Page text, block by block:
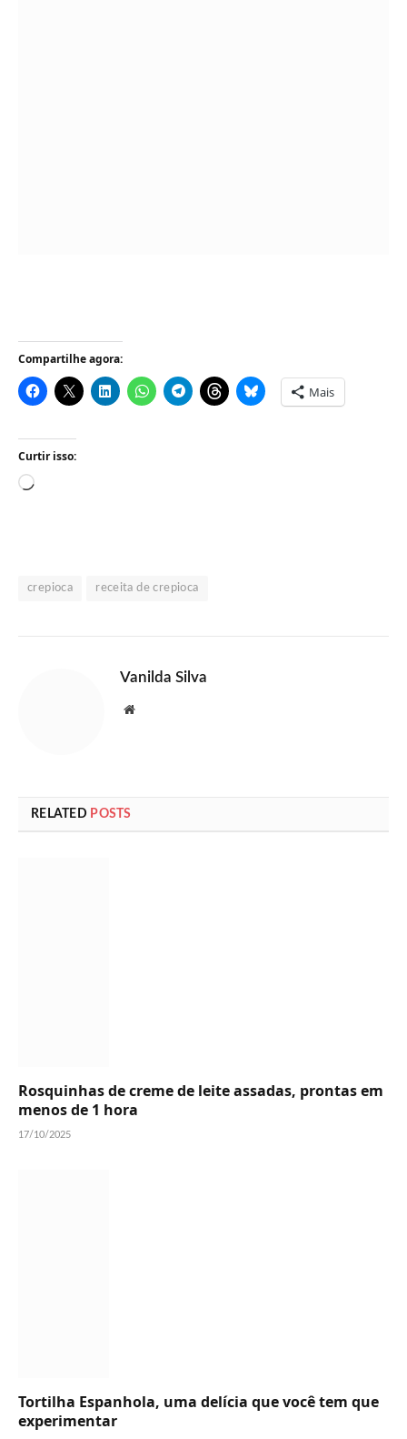
Compartilhe agora:
Mais
Curtir isso:
Carregando...
crepioca receita de crepioca
Vanilda Silva
Website
RELATED POSTS
Rosquinhas de creme de leite assadas, prontas em
menos de 1 hora
17/10/2025
Tortilha Espanhola, uma delícia que você tem que
experimentar